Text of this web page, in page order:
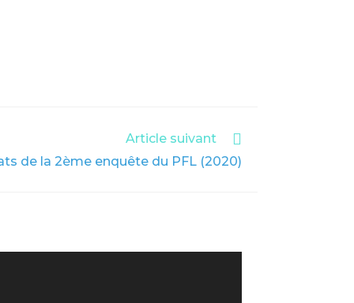
Article suivant
de la 2ème enquête du PFL (2020)